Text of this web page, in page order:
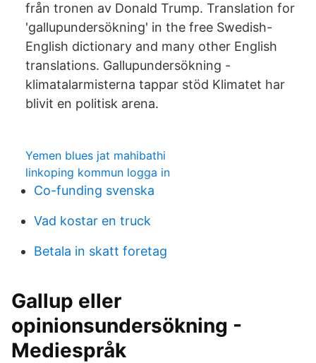
från tronen av Donald Trump. Translation for
'gallupundersökning' in the free Swedish-
English dictionary and many other English
translations. Gallupundersökning -
klimatalarmisterna tappar stöd Klimatet har
blivit en politisk arena.
Yemen blues jat mahibathi
linkoping kommun logga in
Co-funding svenska
Vad kostar en truck
Betala in skatt foretag
Gallup eller
opinionsundersökning -
Mediespråk